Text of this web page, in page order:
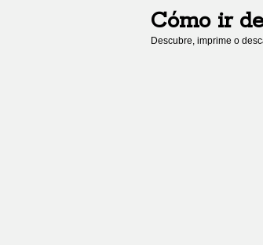
Cómo ir
Descubre, imprime o